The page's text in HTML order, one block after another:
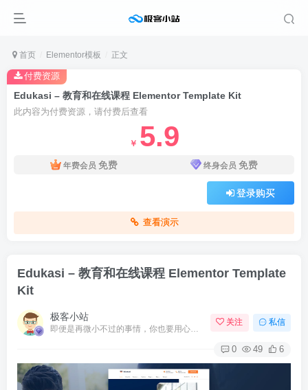
首页 Elementor模板 正文
Edukasi – 教育和在线课程 Elementor Template Kit
此内容为付费资源，请付费后查看
￥ 5.9
年费会员 免费 终身会员 免费
登录购买
查看演示
付费资源
Edukasi – 教育和在线课程 Elementor Template
Kit
极客小站
即便是再微小不过的事情，你也要用心去做。这就是成功的秘密
关注 私信
0 49 6